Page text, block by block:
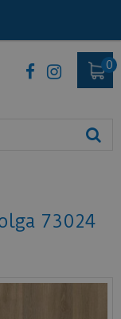
73024